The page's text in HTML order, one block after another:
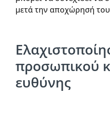
μετά την αποχώρησή του
προσωπικού
ευθύνης